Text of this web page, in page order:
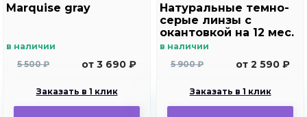
Marquise gray
в наличии
5 500 ₽
от 3 690 ₽
Заказать в 1 клик
Натуральные темно-
серые линзы c
окантовкой на 12 мес.
Marquise essvase gray
в наличии
5 900 ₽
от 2 590 ₽
Заказать в 1 клик